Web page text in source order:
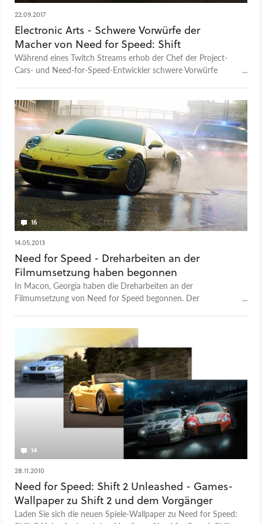
22.09.2017
Electronic Arts - Schwere Vorwürfe der
Macher von Need for Speed: Shift
Während eines Twitch Streams erhob der Chef der Project-
Cars- und Need-for-Speed-Entwickler schwere Vorwürfe
16
14.05.2013
Need for Speed - Dreharbeiten an der
Filmumsetzung haben begonnen
In Macon, Georgia haben die Dreharbeiten an der
Filmumsetzung von Need for Speed begonnen. Der
14
28.11.2010
Need for Speed: Shift 2 Unleashed - Games-
Wallpaper zu Shift 2 und dem Vorgänger
Laden Sie sich die neuen Spiele-Wallpaper zu Need for Speed: